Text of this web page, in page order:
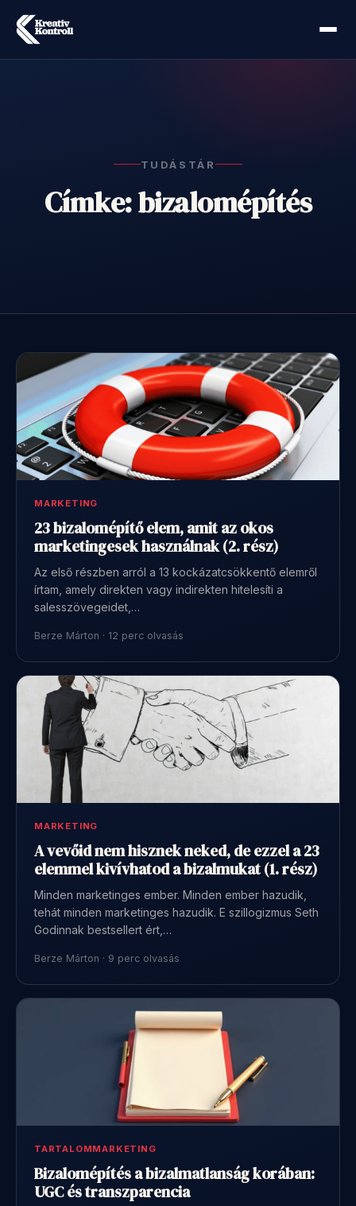
TUDÁSTÁR
Címke: bizalomépítés
MARKETING
23 bizalomépítő elem, amit az okos
marketingesek használnak (2. rész)
Az első részben arról a 13 kockázatcsökkentő elemről
írtam, amely direkten vagy indirekten hitelesíti a
salesszövegeidet,…
Berze Márton · 12 perc olvasás
MARKETING
A vevőid nem hisznek neked, de ezzel a 23
elemmel kivívhatod a bizalmukat (1. rész)
Minden marketinges ember. Minden ember hazudik,
tehát minden marketinges hazudik. E szillogizmus Seth
Godinnak bestsellert ért,…
Berze Márton · 9 perc olvasás
TARTALOMMARKETING
Bizalomépítés a bizalmatlanság korában:
UGC és transzparencia